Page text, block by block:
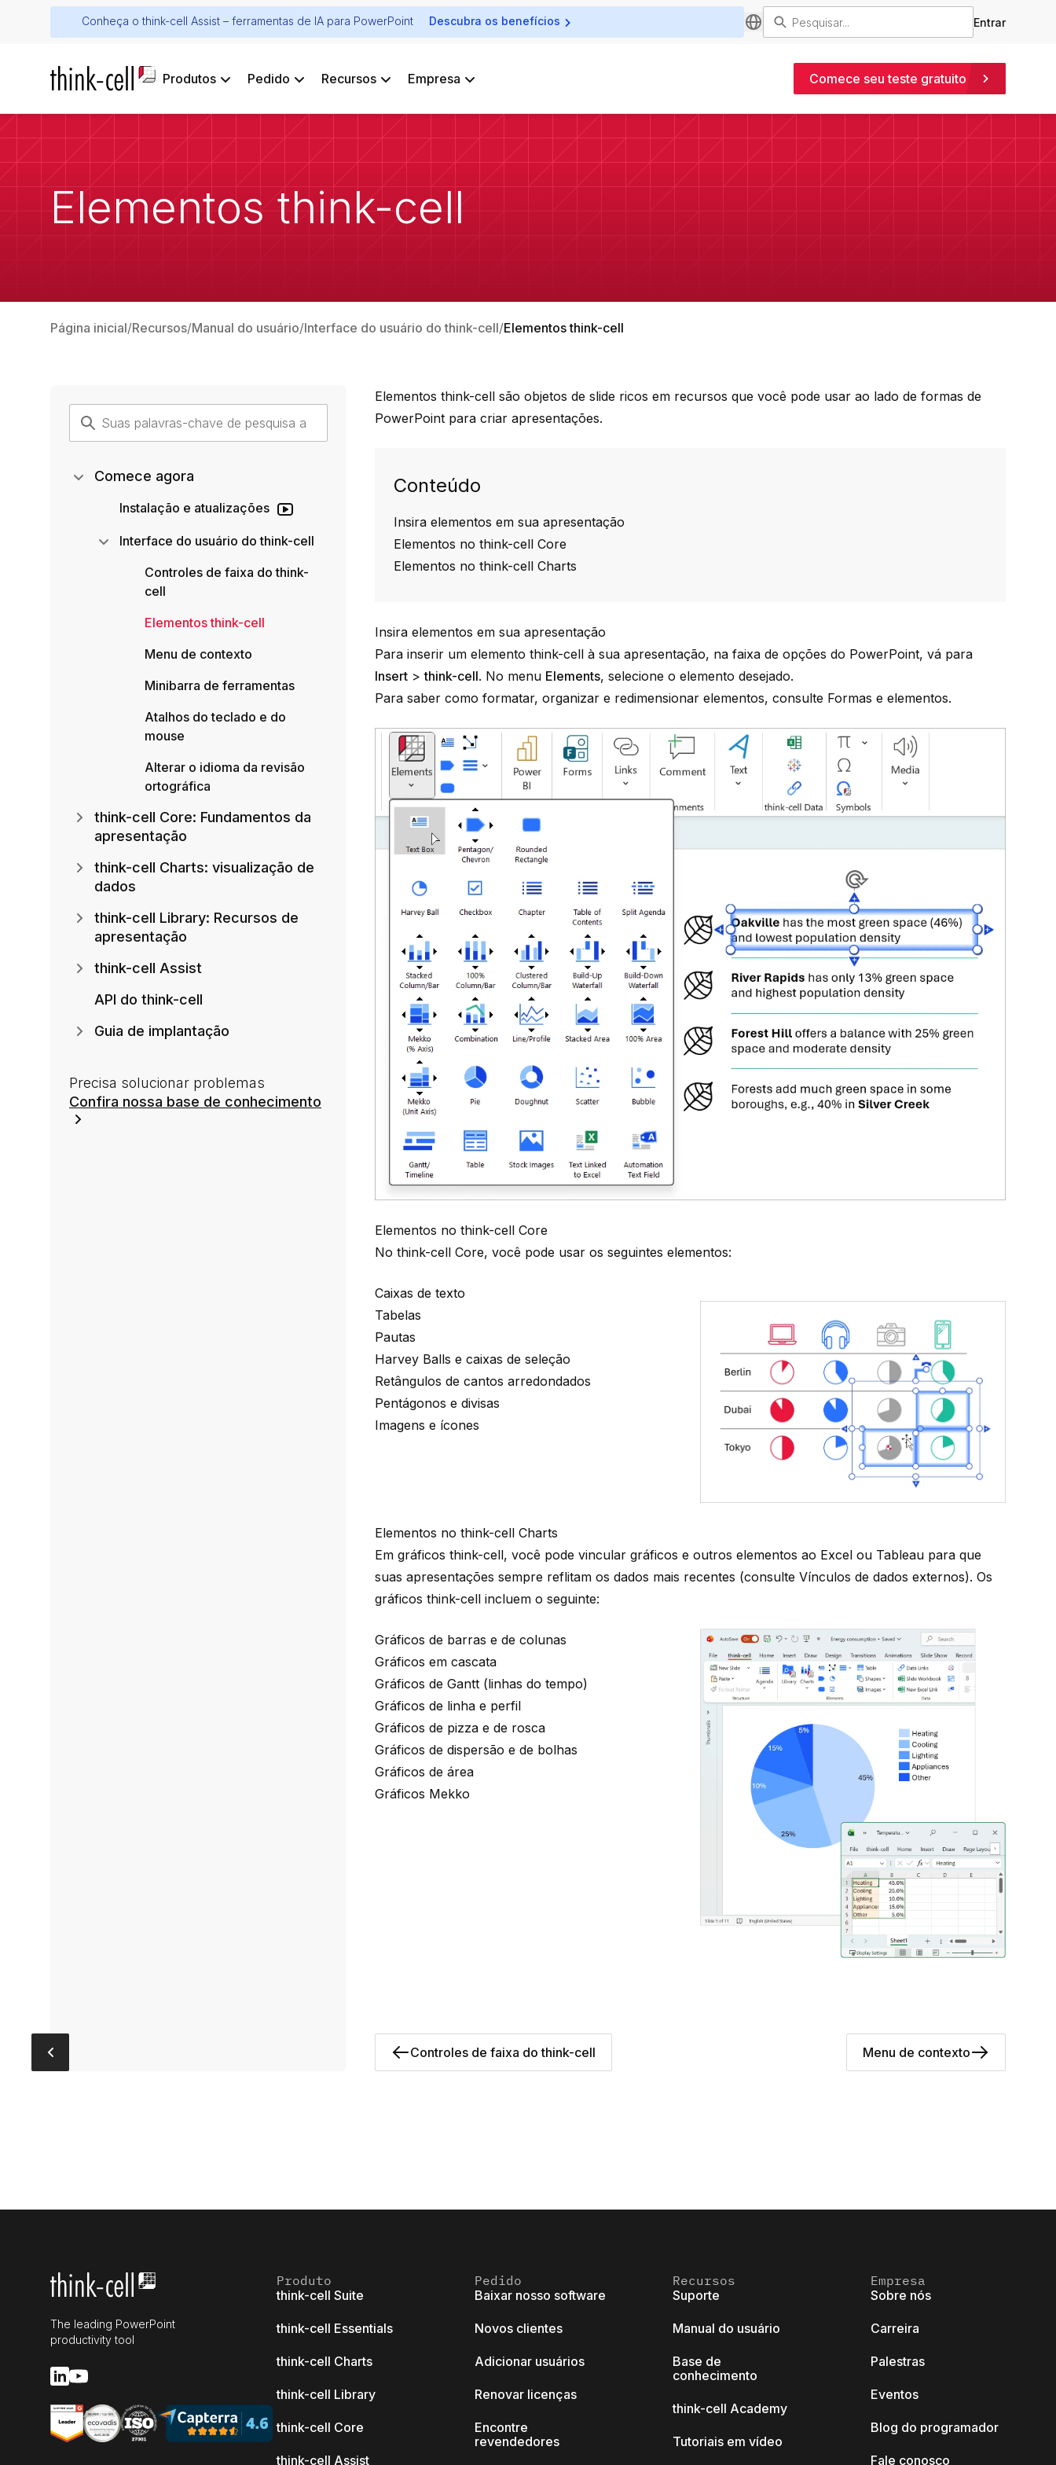
Conheça o think-cell Assist – ferramentas de IA para PowerPoint Descubra os benefícios Entrar
Produtos Pedido Recursos Empresa Comece seu teste gratuito
Elementos think-cell
Página inicial Recursos Manual do usuário Interface do usuário do think-cell Elementos think-cell
Elementosthink-cell são objetos de slide ricos em recursos que você pode usar ao lado de formas de
PowerPoint para criar apresentações.
Conteúdo
Insira elementos em sua apresentação
Elementos no think-cell Core
Elementos no think-cell Charts
Insira elementos em sua apresentação
Para inserir um elementothink-cell à sua apresentação, na faixa de opções do PowerPoint, vá para
Insert >think-cell. No menu Elements, selecione o elemento desejado.
Para saber como formatar, organizar e redimensionar elementos, consulte Formas e elementos.
Elementos no think-cell Core
Nothink-cell Core, você pode usar os seguintes elementos:
Caixas de texto
Tabelas
Pautas
Harvey Balls e caixas de seleção
Retângulos de cantos arredondados
Pentágonos e divisas
Imagens e ícones
Elementos no think-cell Charts
Em gráficosthink-cell, você pode vincular gráficos e outros elementos ao Excel ou Tableau para que
suas apresentações sempre reflitam os dados mais recentes (consulteVínculos de dados externos). Os
gráficosthink-cell incluem o seguinte:
Gráficos de barras e de colunas
Gráficos em cascata
Gráficos de Gantt (linhas do tempo)
Gráficos de linha e perfil
Gráficos de pizza e de rosca
Gráficos de dispersão e de bolhas
Gráficos de área
Gráficos Mekko
Controles de faixa do think-cell Menu de contexto
Comece agora
Instalação e atualizações
Interface do usuário do think-cell
Controles de faixa do think-
cell
Elementos think-cell
Menu de contexto
Minibarra de ferramentas
Atalhos do teclado e do
mouse
Alterar o idioma da revisão
ortográfica
think-cell Core: Fundamentos da
apresentação
think-cell Charts: visualização de
dados
think-cell Library: Recursos de
apresentação
think-cell Assist
API do think-cell
Guia de implantação
Precisa solucionar problemas
Confira nossa base de conhecimento
The leading PowerPoint
productivity tool
Produto
think-cell Suite
think-cell Essentials
think-cell Charts
think-cell Library
think-cell Core
think-cell Assist
Pedido
Baixar nosso software
Novos clientes
Adicionar usuários
Renovar licenças
Encontre
revendedores
Recursos
Suporte
Manual do usuário
Base de
conhecimento
think-cell Academy
Tutoriais em vídeo
Empresa
Sobre nós
Carreira
Palestras
Eventos
Blog do programador
Fale conosco